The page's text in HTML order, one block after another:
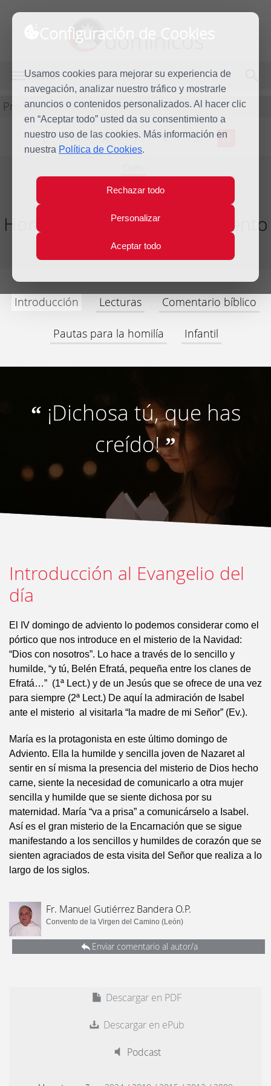
Configuración de Cookies
Usamos cookies para mejorar su experiencia de
navegación, analizar nuestro tráfico y mostrarle
anuncios o contenidos personalizados. Al hacer clic
en “Aceptar todo” usted da su consentimiento a
nuestro uso de las cookies. Más información en
nuestra Política de Cookies.
Rechazar todo
Personalizar
Aceptar todo
dominicos
MENÚ
Predicación
L M X J V S D
19
Dic
Homilía IV Domingo de Adviento
Año litúrgico 2021 - 2022 - (Ciclo C)
Introducción Lecturas Comentario bíblico
Pautas para la homilía Infantil
“ ¡Dichosa tú, que has
creído!”
Introducción al Evangelio del
día
El IV domingo de adviento lo podemos considerar como el
pórtico que nos introduce en el misterio de la Navidad:
“Dios con nosotros”. Lo hace a través de lo sencillo y
humilde, “y tú, Belén Efratá, pequeña entre los clanes de
Efratá…” (1ª Lect.) y de un Jesús que se ofrece de una vez
para siempre (2ª Lect.) De aquí la admiración de Isabel
ante el misterio al visitarla “la madre de mi Señor” (Ev.).
María es la protagonista en este último domingo de
Adviento. Ella la humilde y sencilla joven de Nazaret al
sentir en sí misma la presencia del misterio de Dios hecho
carne, siente la necesidad de comunicarlo a otra mujer
sencilla y humilde que se siente dichosa por su
maternidad. María “va a prisa” a comunicárselo a Isabel.
Así es el gran misterio de la Encarnación que se sigue
manifestando a los sencillos y humildes de corazón que se
sienten agraciados de esta visita del Señor que realiza a lo
largo de los siglos.
Fr. Manuel Gutiérrez Bandera O.P.
Convento de la Virgen del Camino (León)
Enviar comentario al autor/a
Descargar en PDF
Descargar en ePub
Podcast